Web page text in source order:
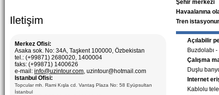
Iletişim
Merkez Ofisi:
Asaka sok. No: 34A, Taşkent 100000, Özbekistan
tel.: (+99871) 2680020, 1400004
faks: (+99871) 1400626
e-mail: info@uzintour.com, uzintour@hotmail.com
Istanbul Ofisi:
Topcular mh. Rami Kışla cd. Vantaş Plaza No: 58 Eyüpsultan
İstanbul
Şehir merkezi
Havaalanına
Tren
Açılabilir
Buzdolabı
Çalışma
Duşlu
Internet
Kablolu